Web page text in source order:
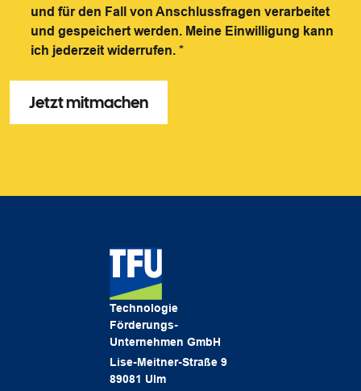
und für den Fall von Anschlussfragen verarbeitet
und gespeichert werden. Meine Einwilligung kann
ich jederzeit widerrufen.*
Technologie
Förderungs-
Unternehmen GmbH
Lise-Meitner-Straße 9
89081 Ulm